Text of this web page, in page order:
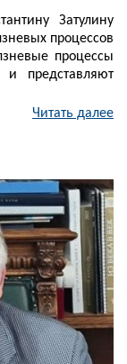
Затулину
процессов
процессы
представляют
Читать далее